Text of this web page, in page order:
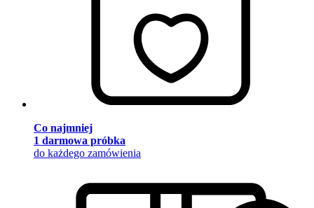
Co najmniej
1 darmowa próbka
do każdego zamówienia